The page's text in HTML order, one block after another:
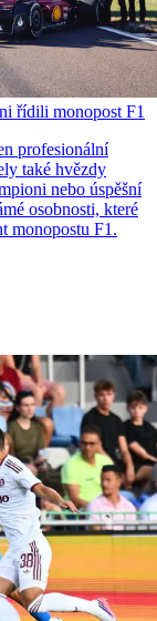
řídili monopost F1
profesionální
také hvězdy
nebo úspěšní
osobnosti, které
monopostu F1.